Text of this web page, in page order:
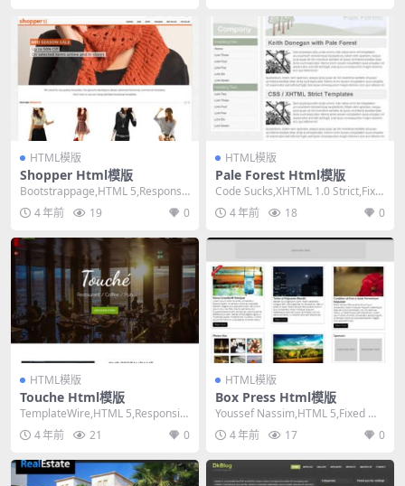
HTML模版
Shopper Html模版
Bootstrappage,HTML 5,Responsiv
e, Mixed C...
4 年前 19 0
HTML模版
Pale Forest Html模版
Code Sucks,XHTML 1.0 Strict,Fixe
d Width,...
4 年前 18 0
HTML模版
Touche Html模版
TemplateWire,HTML 5,Responsiv
e, Mixed Co...
4 年前 21 0
HTML模版
Box Press Html模版
Youssef Nassim,HTML 5,Fixed Wi
dth, 1 Col...
4 年前 17 0